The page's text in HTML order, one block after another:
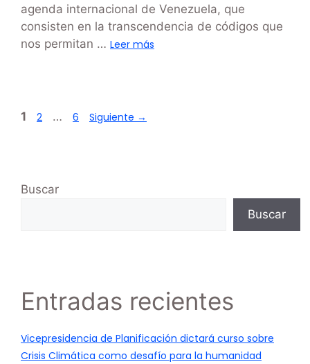
agenda internacional de Venezuela, que
consisten en la transcendencia de códigos que
nos permitan … Leer más
1 2 … 6 Siguiente →
Buscar
Buscar
Entradas recientes
Vicepresidencia de Planificación dictará curso sobre
Crisis Climática como desafío para la humanidad